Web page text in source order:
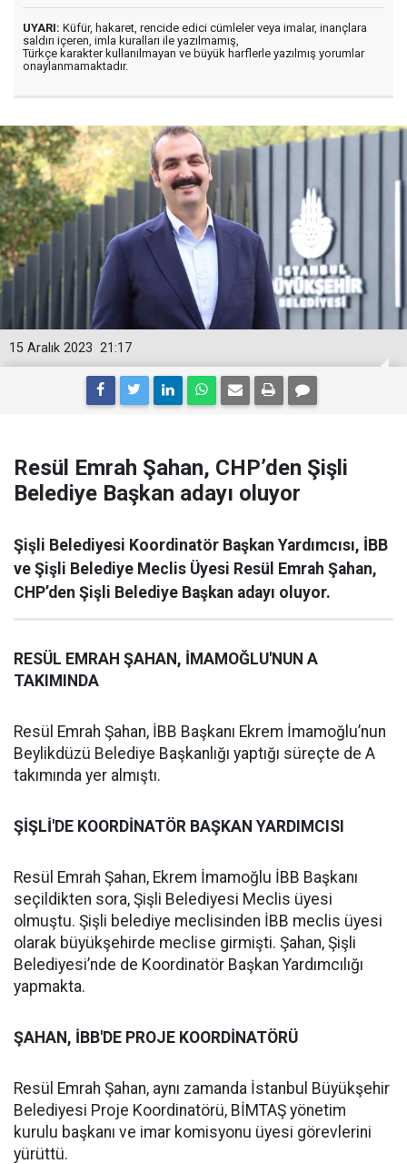
UYARI: Küfür, hakaret, rencide edici cümleler veya imalar, inançlara
saldırı içeren, imla kuralları ile yazılmamış,
Türkçe karakter kullanılmayan ve büyük harflerle yazılmış yorumlar
onaylanmamaktadır.
21:17
15 Aralık 2023
Resül Emrah Şahan, CHP’den Şişli
Belediye Başkan adayı oluyor
Şişli Belediyesi Koordinatör Başkan Yardımcısı, İBB
ve Şişli Belediye Meclis Üyesi Resül Emrah Şahan,
CHP’den Şişli Belediye Başkan adayı oluyor.
RESÜL EMRAH ŞAHAN, İMAMOĞLU'NUN A
TAKIMINDA
Resül Emrah Şahan, İBB Başkanı Ekrem İmamoğlu’nun
Beylikdüzü Belediye Başkanlığı yaptığı süreçte de A
takımında yer almıştı.
ŞİŞLİ'DE KOORDİNATÖR BAŞKAN YARDIMCISI
Resül Emrah Şahan, Ekrem İmamoğlu İBB Başkanı
seçildikten sora, Şişli Belediyesi Meclis üyesi
olmuştu. Şişli belediye meclisinden İBB meclis üyesi
olarak büyükşehirde meclise girmişti. Şahan, Şişli
Belediyesi’nde de Koordinatör Başkan Yardımcılığı
yapmakta.
ŞAHAN, İBB'DE PROJE KOORDİNATÖRÜ
Resül Emrah Şahan, aynı zamanda İstanbul Büyükşehir
Belediyesi Proje Koordinatörü, BİMTAŞ yönetim
kurulu başkanı ve imar komisyonu üyesi görevlerini
yürüttü.